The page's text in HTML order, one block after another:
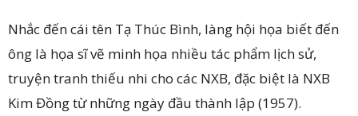
Nhắc đến cái tên Tạ Thúc Bình, làng hội họa biết đến
ông là họa sĩ vẽ minh họa nhiều tác phẩm lịch sử,
truyện tranh thiếu nhi cho các NXB, đặc biệt là NXB
Kim Đồng từ những ngày đầu thành lập (1957).